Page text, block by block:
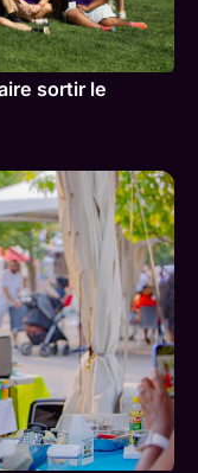
sortir le